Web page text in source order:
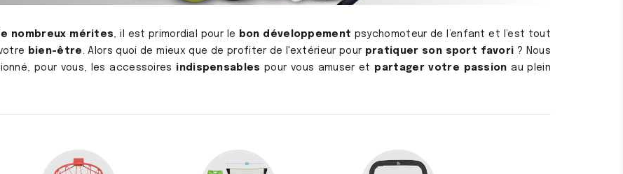
nombreux mérites , il est primordial pour le bon développement psychomoteur de l’enfant et l’est tout
bien-être . Alors quoi de mieux que de profiter de l'extérieur pour pratiquer son sport favori ? Nous
pour vous, les accessoires indispensables pour vous amuser et partager votre passion au plein